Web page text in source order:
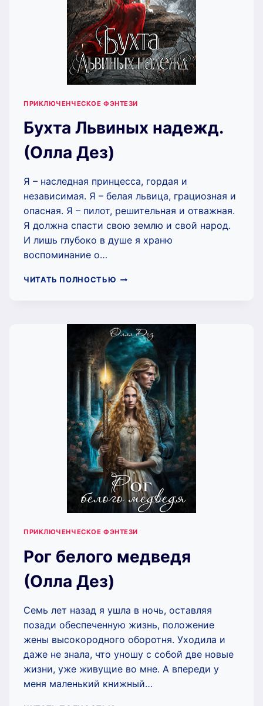
ПРИКЛЮЧЕНЧЕСКОЕ ФЭНТЕЗИ
Бухта Львиных надежд.
(Олла Дез)
Я – наследная принцесса, гордая и
независимая. Я – белая львица, грациозная и
опасная. Я – пилот, решительная и отважная.
Я должна спасти свою землю и свой народ.
И лишь глубоко в душе я храню
воспоминание о…
ЧИТАТЬ ПОЛНОСТЬЮ БУХТА
ДЕЗ)
ПРИКЛЮЧЕНЧЕСКОЕ ФЭНТЕЗИ
Рог белого медведя
(Олла Дез)
Семь лет назад я ушла в ночь, оставляя
позади обеспеченную жизнь, положение
жены высокородного оборотня. Уходила и
даже не знала, что уношу с собой две новые
жизни, уже живущие во мне. А впереди у
меня маленький книжный…